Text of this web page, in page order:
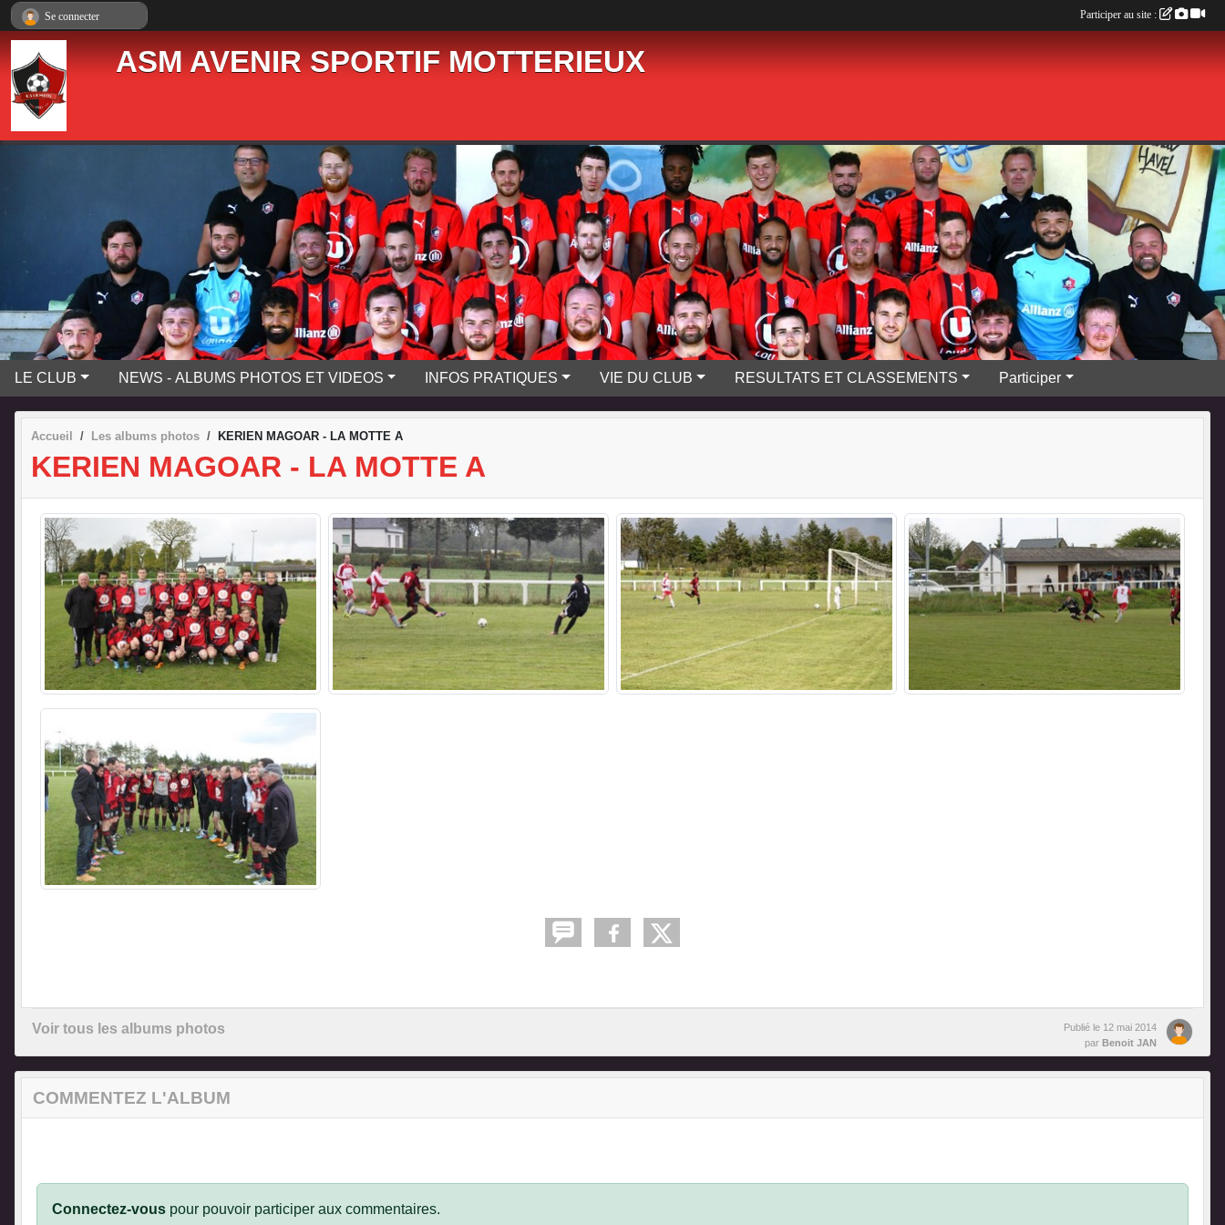
ASM AVENIR SPORTIF MOTTERIEUX
LE CLUB NEWS - ALBUMS PHOTOS ET VIDEOS INFOS PRATIQUES VIE DU CLUB RESULTATS ET CLASSEMENTS Participer
Accueil Les albums photos KERIEN MAGOAR - LA MOTTE A
KERIEN MAGOAR - LA MOTTE A
Voir tous les albums photos Publié le 12 mai 2014
par Benoit JAN
COMMENTEZ L'ALBUM
Connectez-vous pour pouvoir participer aux commentaires.
Se connecter Participer au site :
Panneau de gestion des cookies